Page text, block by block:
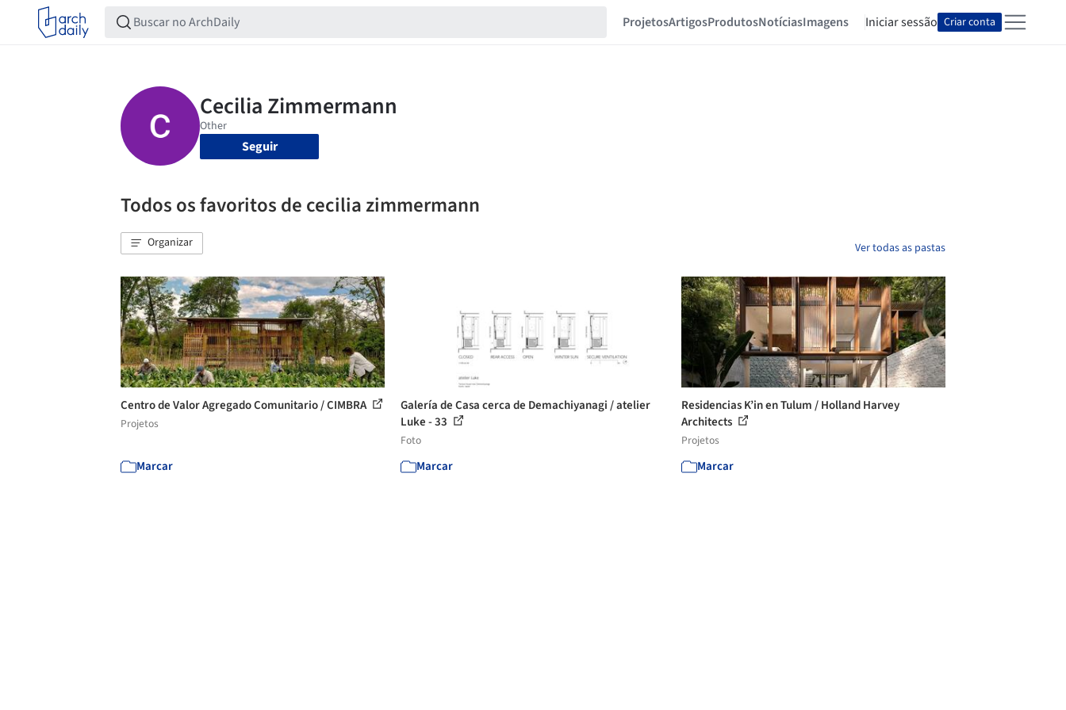
ProjetosArtigosProdutosNotíciasImagens Iniciar sessão Criar conta
Seguir
Todos os favoritos de cecilia zimmermann
Organizar Ver todas as pastas
Centro de Valor Agregado Comunitario / CIMBRA
Projetos
Marcar
Galería de Casa cerca de Demachiyanagi / atelier
Luke - 33
Foto
Marcar
Residencias K’in en Tulum / Holland Harvey
Architects
Projetos
Marcar